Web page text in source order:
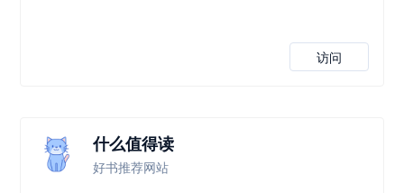
访问
什么值得读
好书推荐网站